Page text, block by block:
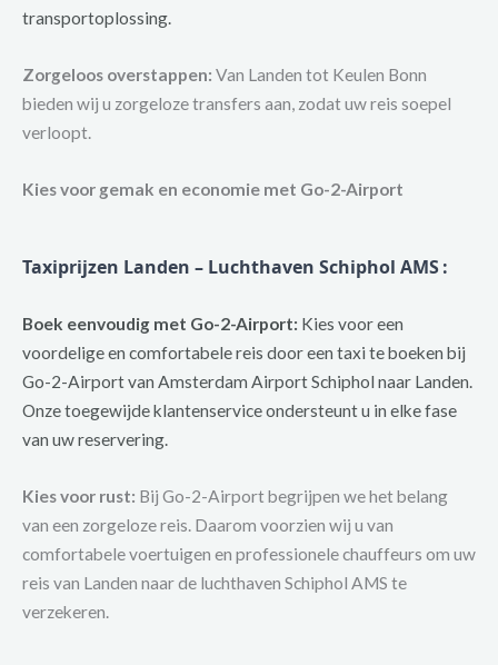
transportoplossing.
Zorgeloos overstappen: Van Landen tot Keulen Bonn
bieden wij u zorgeloze transfers aan, zodat uw reis soepel
verloopt.
Kies voor gemak en economie met Go-2-Airport
Taxiprijzen Landen – Luchthaven Schiphol AMS:
Boek eenvoudig met Go-2-Airport: Kies voor een
voordelige en comfortabele reis door een taxi te boeken bij
Go-2-Airport van Amsterdam Airport Schiphol naar Landen.
Onze toegewijde klantenservice ondersteunt u in elke fase
van uw reservering.
Kies voor rust: Bij Go-2-Airport begrijpen we het belang
van een zorgeloze reis. Daarom voorzien wij u van
comfortabele voertuigen en professionele chauffeurs om uw
reis van Landen naar de luchthaven Schiphol AMS te
verzekeren.